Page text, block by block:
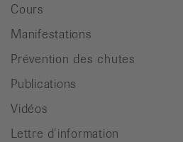
Cours
Manifestations
Prévention des chutes
Publications
Vidéos
Lettre d’information